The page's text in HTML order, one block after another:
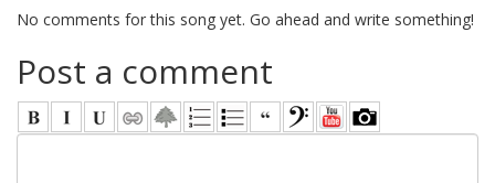
No comments for this song yet. Go ahead and write something!
Post a comment